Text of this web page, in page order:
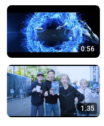
0:56
1:35